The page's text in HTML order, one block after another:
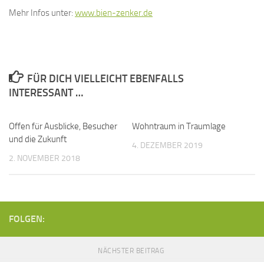
Mehr Infos unter: www.bien-zenker.de
FÜR DICH VIELLEICHT EBENFALLS
INTERESSANT …
Offen für Ausblicke, Besucher
und die Zukunft
2. NOVEMBER 2018
Wohntraum in Traumlage
4. DEZEMBER 2019
FOLGEN:
NÄCHSTER BEITRAG